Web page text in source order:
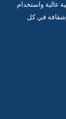
عالية واستخدام
في كل